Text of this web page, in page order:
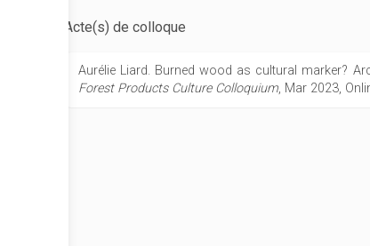
Acte(s) de colloque
Aurélie Liard. Burned wood as cultural marker?
Forest Products Culture Colloquium, Mar 2023,